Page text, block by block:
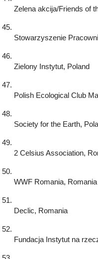
Zelena akcija/Friends of
Stowarzyszenie
Zielony Instytut, Poland
Polish Ecological Club
Society for the Earth,
2 Celsius Association,
WWF Romania, Romania
Declic, Romania
Fundacja Instytut na